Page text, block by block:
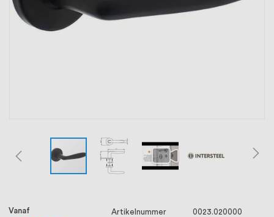
ons voorop, want we geloven dat een
Vanaf Artikelnummer 0023.020000